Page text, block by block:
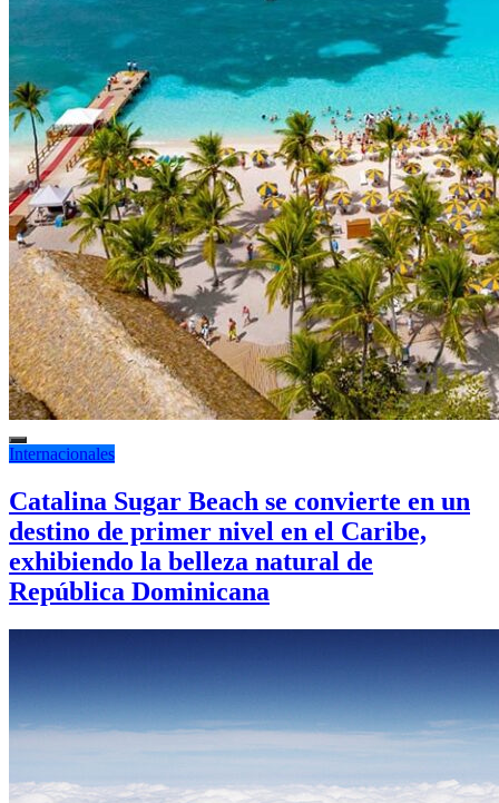
Internacionales
Catalina Sugar Beach se convierte en un
destino de primer nivel en el Caribe,
exhibiendo la belleza natural de
República Dominicana